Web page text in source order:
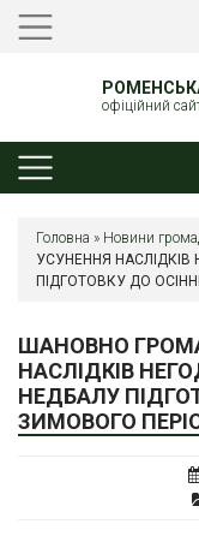
офіційний
Головна » Новини
УСУНЕННЯ
ПІДГОТОВКУ ДО
ШАНОВНО
НАСЛІДКІВ
НЕДБАЛУ
ЗИМОВОГО